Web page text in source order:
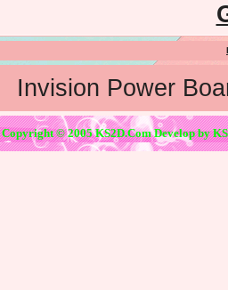
Invision Power
Copyright © 2005 KS2D.Com Develop by